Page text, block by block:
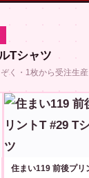
Tシャツ
く・1枚から受注生産